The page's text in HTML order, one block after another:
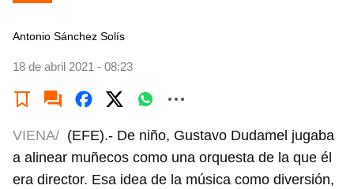
Antonio Sánchez Solís
18 de abril 2021 - 08:23
VIENA/ (EFE).- De niño, Gustavo Dudamel jugaba
a alinear muñecos como una orquesta de la que él
era director. Esa idea de la música como diversión,